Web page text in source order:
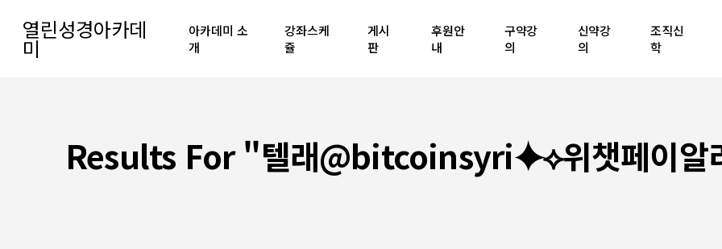
main
열린성경아카데
미
아카데미 소
개
강좌스케
쥴
게시
판
후원안
내
구약강
의
신약강
의
조직신
학
Results For"텔래@bitcoinsyri⯌⟡위챗페이알